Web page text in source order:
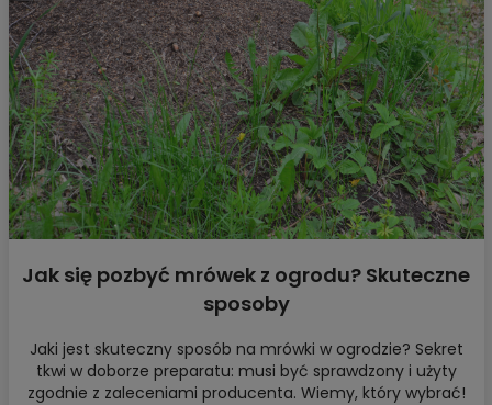
Jak się pozbyć mrówek z ogrodu? Skuteczne
sposoby
Jaki jest skuteczny sposób na mrówki w ogrodzie? Sekret
tkwi w doborze preparatu: musi być sprawdzony i użyty
zgodnie z zaleceniami producenta. Wiemy, który wybrać!